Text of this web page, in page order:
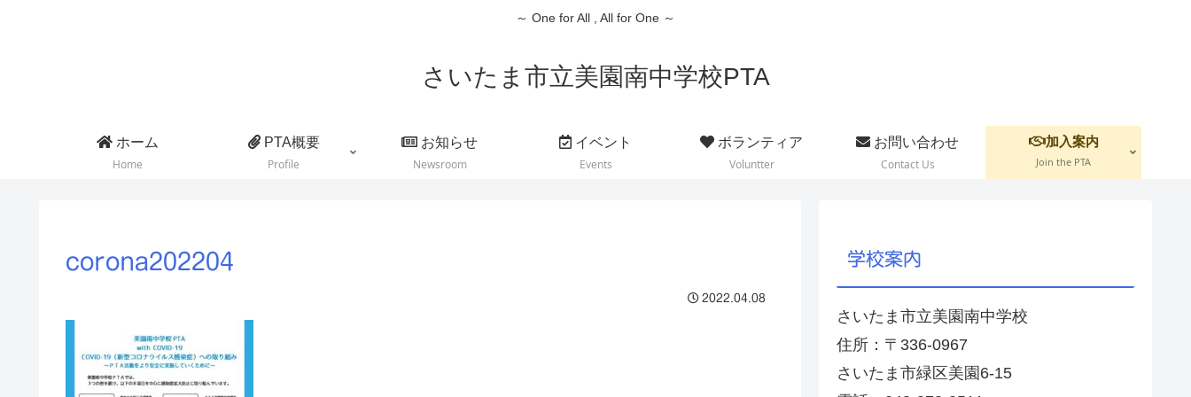
～ One for All , All for One ～
さいたま市立美園南中学校PTA
ホーム
Home
PTA概要
Profile
お知らせ
Newsroom
イベント
Events
ボランティア
Voluntter
お問い合わせ
Contact Us
加入案内
Join the PTA
corona202204
2022.04.08
学校案内
さいたま市立美園南中学校
住所：〒336-0967
さいたま市緑区美園6-15